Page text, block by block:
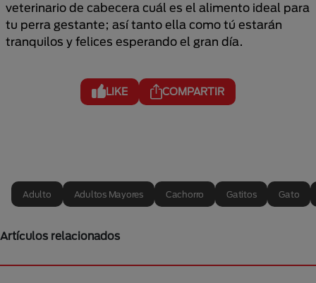
veterinario de cabecera cuál es el alimento ideal para
tu perra gestante; así tanto ella como tú estarán
tranquilos y felices esperando el gran día.
LIKE COMPARTIR
Adulto Adultos Mayores Cachorro Gatitos Gato
Artículos relacionados